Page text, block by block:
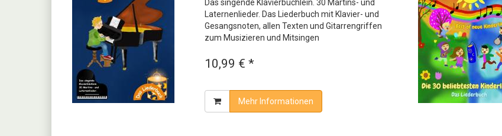
Das singende Klavierbüchlein. 30 Martins- und
Laternenlieder. Das Liederbuch mit Klavier- und
Gesangsnoten, allen Texten und Gitarrengriffen
zum Musizieren und Mitsingen
10,99 € *
Mehr Informationen